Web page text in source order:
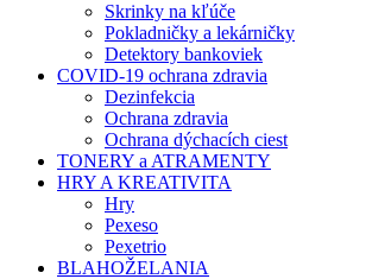
Skrinky na kľúče
Pokladničky a lekárničky
Detektory bankoviek
COVID-19 ochrana zdravia
Dezinfekcia
Ochrana zdravia
Ochrana dýchacích ciest
TONERY a ATRAMENTY
HRY A KREATIVITA
Hry
Pexeso
Pexetrio
BLAHOŽELANIA